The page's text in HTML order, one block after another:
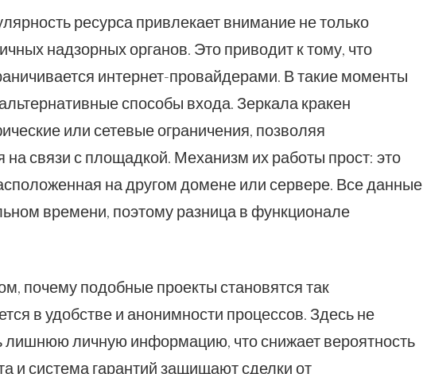
ресурса привлекает внимание не только
надзорных органов. Это приводит к тому, что
интернет-провайдерами. В такие моменты
способы входа. Зеркала кракен
или сетевые ограничения, позволяя
на связи с площадкой. Механизм их работы прост: это
на другом домене или сервере. Все данные
времени, поэтому разница в функционале
почему подобные проекты становятся так
в удобстве и анонимности процессов. Здесь не
лишнюю личную информацию, что снижает вероятность
и система гарантий защищают сделки от